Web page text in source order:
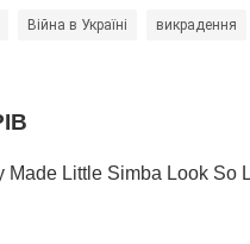
Війна в Україні викрадення